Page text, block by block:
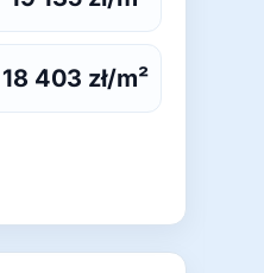
18 403 zł/m²